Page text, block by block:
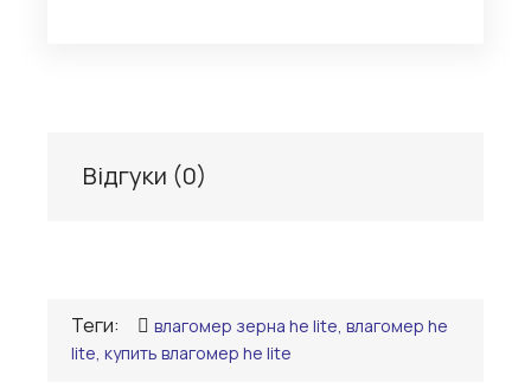
Відгуки (0)
Теги:
влагомер зерна he lite, влагомер he
lite, купить влагомер he lite